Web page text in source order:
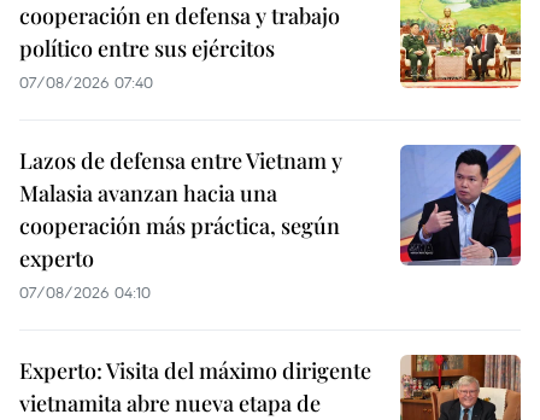
cooperación en defensa y trabajo
político entre sus ejércitos
07/08/2026 07:40
Lazos de defensa entre Vietnam y
Malasia avanzan hacia una
cooperación más práctica, según
experto
07/08/2026 04:10
Experto: Visita del máximo dirigente
vietnamita abre nueva etapa de